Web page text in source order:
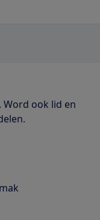
ook lid en